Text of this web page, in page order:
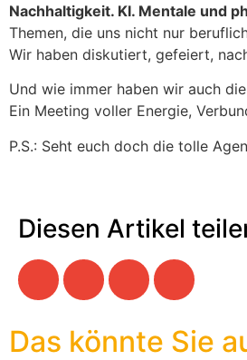
Nachhaltigkeit. KI. Mentale und
Themen, die uns nicht nur
Wir haben diskutiert, gefeiert,
Und wie immer haben wir auch
Ein Meeting voller Energie,
P.S.: Seht euch doch die tolle
Diesen Artikel
Das könnte Sie